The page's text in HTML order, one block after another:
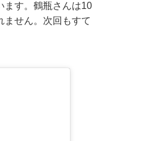
ます。鶴瓶さんは10
ません。次回もすて